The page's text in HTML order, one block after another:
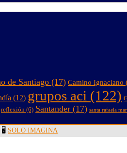
de Santiago (17) Camino Ignaciano
(12) grupos aci (122)
reflexión (6) Santander (17) santa rafaela
| 🖥️ SOLO IMAGINA